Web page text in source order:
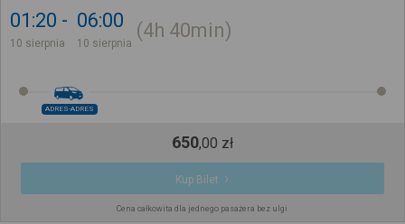
01:20
10 sierpnia
06:00
10 sierpnia
4h 40min
ADRES-ADRES
650,00 zł
Kup Bilet
Cena całkowita dla jednego pasażera bez ulgi